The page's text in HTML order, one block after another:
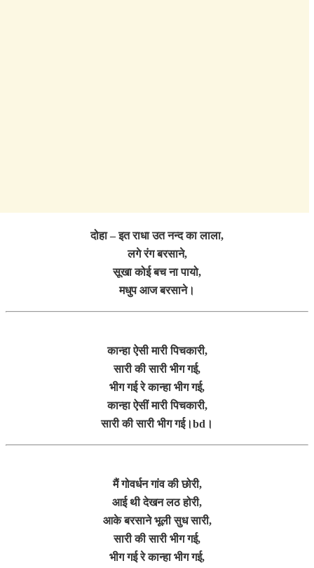
दोहा – इत राधा उत नन्द का लाला,
लगे रंग बरसाने,
सूखा कोई बच ना पायो,
मधुप आज बरसाने।
कान्हा ऐसी मारी पिचकारी,
सारी की सारी भीग गई,
भीग गई रे कान्हा भीग गई,
कान्हा ऐसीं मारी पिचकारी,
सारी की सारी भीग गई।bd।
मैं गोवर्धन गांव की छोरी,
आई थी देखन लठ होरी,
आके बरसाने भूली सुध सारी,
सारी की सारी भीग गई,
भीग गई रे कान्हा भीग गई,